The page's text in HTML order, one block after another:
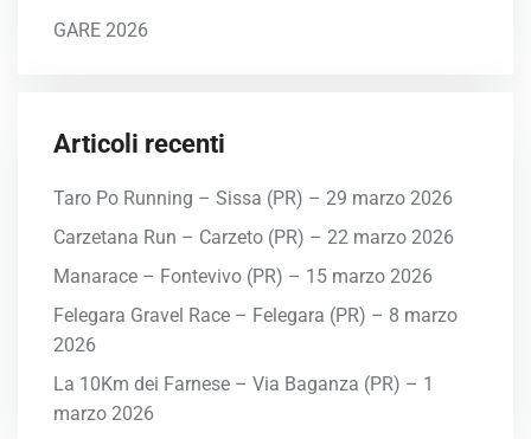
GARE 2026
Articoli recenti
Taro Po Running – Sissa (PR) – 29 marzo 2026
Carzetana Run – Carzeto (PR) – 22 marzo 2026
Manarace – Fontevivo (PR) – 15 marzo 2026
Felegara Gravel Race – Felegara (PR) – 8 marzo
2026
La 10Km dei Farnese – Via Baganza (PR) – 1
marzo 2026